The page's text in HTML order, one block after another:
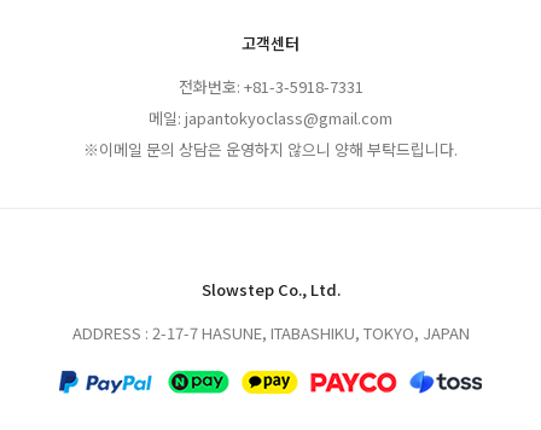
고객센터
전화번호: +81-3-5918-7331
메일: japantokyoclass@gmail.com
※이메일 문의 상담은 운영하지 않으니 양해 부탁드립니다.
Slowstep Co., Ltd.
ADDRESS : 2-17-7 HASUNE, ITABASHIKU, TOKYO, JAPAN